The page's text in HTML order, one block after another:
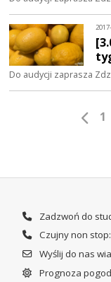
Do audycji zaprasza
1
Zadzwoń do
Czujny non
Wyślij do nas
Prognoza